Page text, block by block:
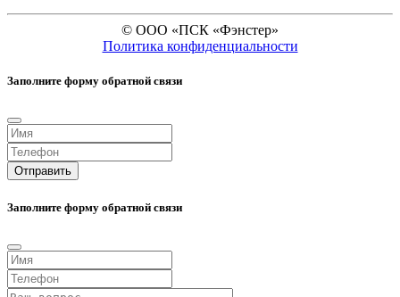
© ООО «ПСК «Фэнстер»
Политика конфиденциальности
Заполните форму обратной связи
Отправить
Заполните форму обратной связи